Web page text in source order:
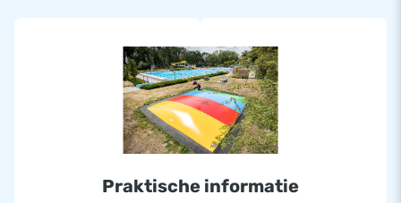
Praktische informatie